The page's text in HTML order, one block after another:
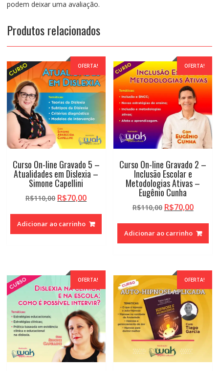
podem deixar uma avaliação.
Produtos relacionados
OFERTA!
Curso On-line Gravado 5 –
Atualidades em Dislexia –
Simone Capellini
R$110,00 O
original
era:
R$70,00O
atual
é:
Adicionar ao carrinho
OFERTA!
Curso On-line Gravado 2 –
Inclusão Escolar e
Metodologias Ativas –
Eugênio Cunha
R$110,00 O
original
era:
R$70,00O
atual
é:
Adicionar ao carrinho
OFERTA! OFERTA!